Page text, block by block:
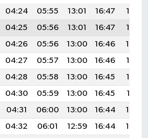
04:24 05:55 13:01 16:47
19:57
04:25 05:56 13:01 16:47
19:55
04:26 05:56 13:00 16:46
19:54
04:27 05:57 13:00 16:46
19:53
04:28 05:58 13:00 16:45
19:52
04:30 05:59 13:00 16:45
19:51
04:31 06:00 13:00 16:44
19:50
04:32 06:01 12:59 16:44
19:48